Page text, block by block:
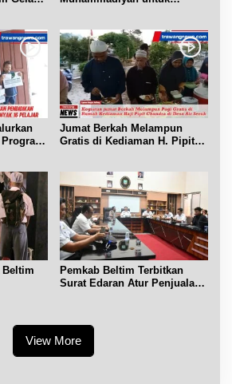
Jumat Berkah Melampun
Gratis di Kediaman H. Pipit
Beltim
Pemkab Beltim Terbitkan
Surat Edaran Atur Penjualan
View More